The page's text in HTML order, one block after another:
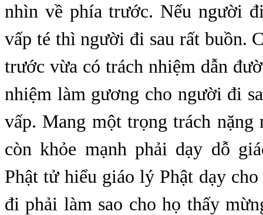
nhìn về phía trước. Nếu người
vấp té thì người đi sau rất buồn.
trước vừa có trách nhiệm dẫn
nhiệm làm gương cho người đi
vấp. Mang một trọng trách nặng
còn khỏe mạnh phải dạy dỗ
Phật tử hiểu giáo lý Phật dạy
đi phải làm sao cho họ thấy